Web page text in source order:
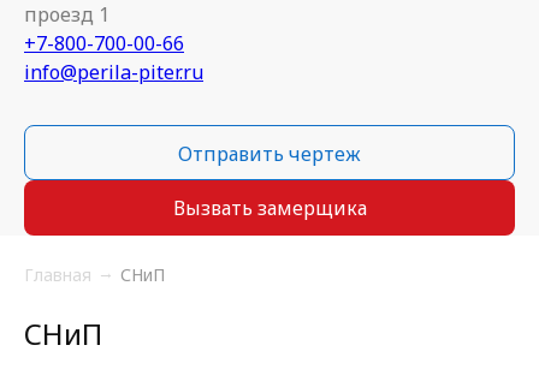
проезд 1
+7-800-700-00-66
info@perila-piter.ru
Отправить чертеж
Вызвать замерщика
Главная СНиП
СНиП